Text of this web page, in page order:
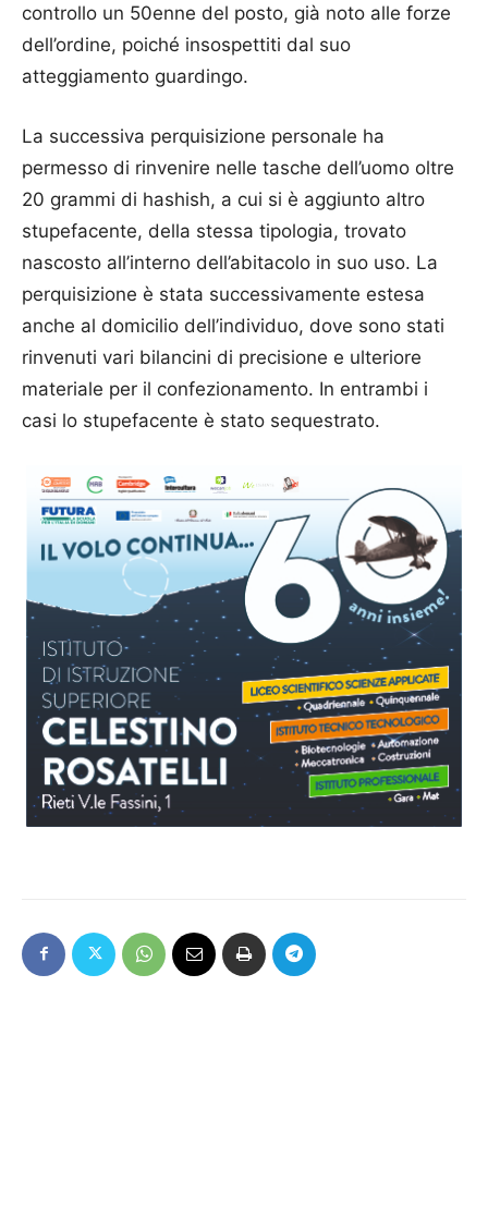
controllo un 50enne del posto, già noto alle forze
dell’ordine, poiché insospettiti dal suo
atteggiamento guardingo.
La successiva perquisizione personale ha
permesso di rinvenire nelle tasche dell’uomo oltre
20 grammi di hashish, a cui si è aggiunto altro
stupefacente, della stessa tipologia, trovato
nascosto all’interno dell’abitacolo in suo uso. La
perquisizione è stata successivamente estesa
anche al domicilio dell’individuo, dove sono stati
rinvenuti vari bilancini di precisione e ulteriore
materiale per il confezionamento. In entrambi i
casi lo stupefacente è stato sequestrato.